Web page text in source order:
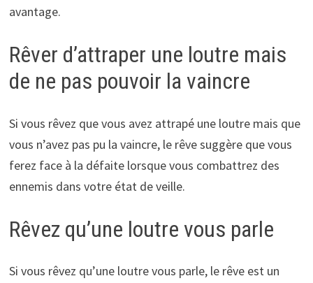
avantage.
Rêver d’attraper une loutre mais
de ne pas pouvoir la vaincre
Si vous rêvez que vous avez attrapé une loutre mais que
vous n’avez pas pu la vaincre, le rêve suggère que vous
ferez face à la défaite lorsque vous combattrez des
ennemis dans votre état de veille.
Rêvez qu’une loutre vous parle
Si vous rêvez qu’une loutre vous parle, le rêve est un